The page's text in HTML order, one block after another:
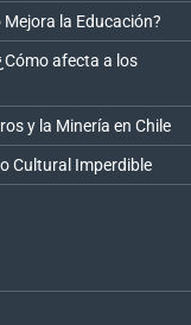
la Educación?
afecta a los
y la Minería en Chile
Cultural Imperdible